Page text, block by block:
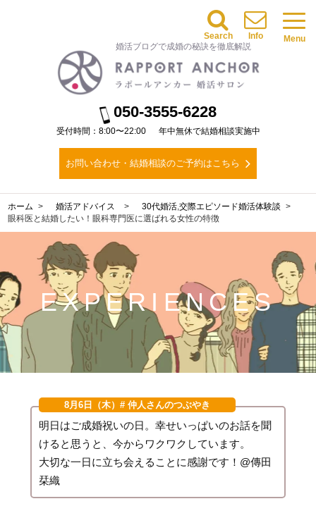
婚活ブログで成婚の秘訣を徹底解説
050-3555-6228
受付時間：8:00〜22:00 年中無休で結婚相談実施中
お問い合わせ・結婚相談のご予約はこちら
Menu
Info
Search
ホーム 婚活アドバイス 30代婚活,交際エピソード婚活体験談
眼科医と結婚したい！眼科専門医に選ばれる女性の特徴
EXPERIENCES
8月6日（木）# 仲人さんのつぶやき
明日はご成婚祝いの日。幸せいっぱいのお話を聞
けると思うと、今からワクワクしています。
大切な一日に立ち会えることに感謝です！@傳田
栞織